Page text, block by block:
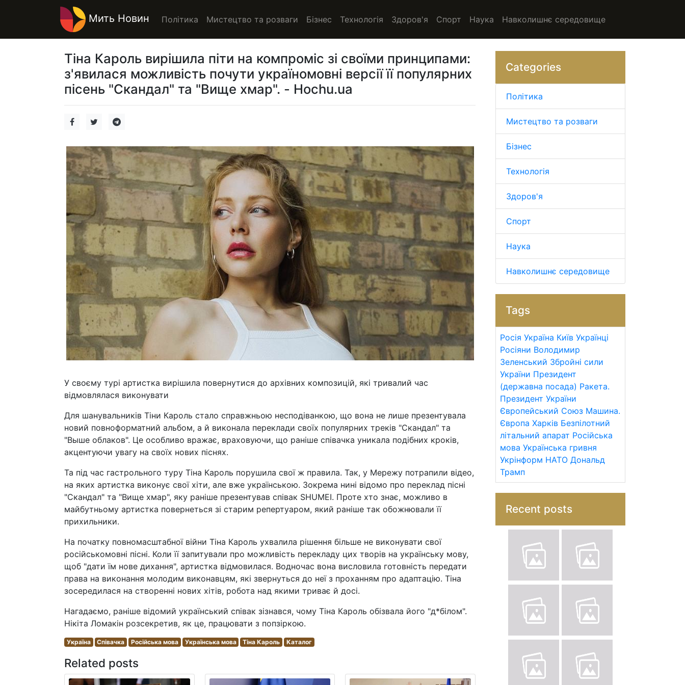
Мить Новин Політика Мистецтво та розваги Бізнес Технологія Здоров'я Спорт Наука Навколишнє середовище
Тіна Кароль вирішила піти на компроміс зі своїми принципами:
з'явилася можливість почути україномовні версії її популярних
пісень "Скандал" та "Вище хмар". - Hochu.ua
У своєму турі артистка вирішила повернутися до архівних композицій, які тривалий час
відмовлялася виконувати
Для шанувальників Тіни Кароль стало справжньою несподіванкою, що вона не лише презентувала
новий повноформатний альбом, а й виконала переклади своїх популярних треків "Скандал" та
"Выше облаков". Це особливо вражає, враховуючи, що раніше співачка уникала подібних кроків,
акцентуючи увагу на своїх нових піснях.
Та під час гастрольного туру Тіна Кароль порушила свої ж правила. Так, у Мережу потрапили відео,
на яких артистка виконує свої хіти, але вже українською. Зокрема нині відомо про переклад пісні
"Скандал" та "Вище хмар", яку раніше презентував співак SHUMEI. Проте хто знає, можливо в
майбутньому артистка повернеться зі старим репертуаром, який раніше так обожнювали її
прихильники.
На початку повномасштабної війни Тіна Кароль ухвалила рішення більше не виконувати свої
російськомовні пісні. Коли її запитували про можливість перекладу цих творів на українську мову,
щоб "дати їм нове дихання", артистка відмовилася. Водночас вона висловила готовність передати
права на виконання молодим виконавцям, які звернуться до неї з проханням про адаптацію. Тіна
зосередилася на створенні нових хітів, робота над якими триває й досі.
Нагадаємо, раніше відомий український співак зізнався, чому Тіна Кароль обізвала його "д*білом".
Нікіта Ломакін розсекретив, як це, працювати з попзіркою.
Україна Співачка Російська мова Українська мова Тіна Кароль Каталог
Related posts
Categories
Політика
Мистецтво та розваги
Бізнес
Технологія
Здоров'я
Спорт
Наука
Навколишнє середовище
Tags
Росія Україна Київ Українці
Росіяни Володимир
Зеленський Збройні сили
України Президент
(державна посада) Ракета.
Президент України
Європейський Союз Машина.
Європа Харків Безпілотний
літальний апарат Російська
мова Українська гривня
Укрінформ НАТО Дональд
Трамп
Recent posts